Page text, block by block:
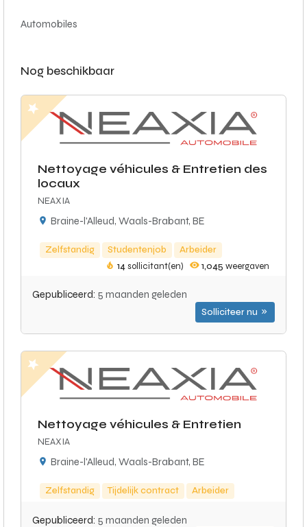
Automobiles
Nog beschikbaar
Nettoyage véhicules & Entretien des
locaux
NEAXIA
Braine-l'Alleud, Waals-Brabant, BE
Zelfstandig Studentenjob
Arbeider
14sollicitant(en) 1,045 weergaven
Gepubliceerd: 5 maanden geleden
Solliciteer nu
Nettoyage véhicules & Entretien
NEAXIA
Braine-l'Alleud, Waals-Brabant, BE
Zelfstandig Tijdelijk contract Arbeider
Gepubliceerd: 5 maanden geleden